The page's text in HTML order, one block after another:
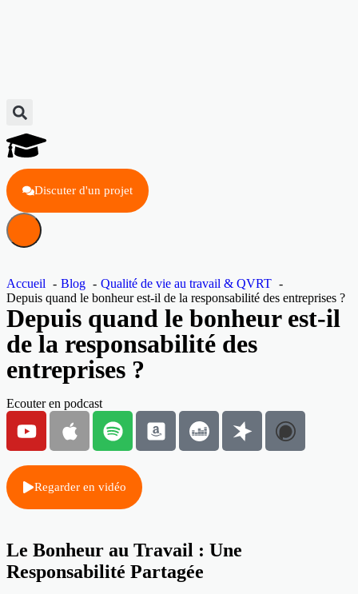
Discuter d'un projet
Accueil Blog
Qualité de vie au travail & QVRT
Depuis quand le bonheur est-il de la responsabilité des entreprises ?
Depuis quand le bonheur est-il
de la responsabilité des
entreprises ?
Ecouter en podcast
Regarder en vidéo
Le Bonheur au Travail : Une
Responsabilité Partagée